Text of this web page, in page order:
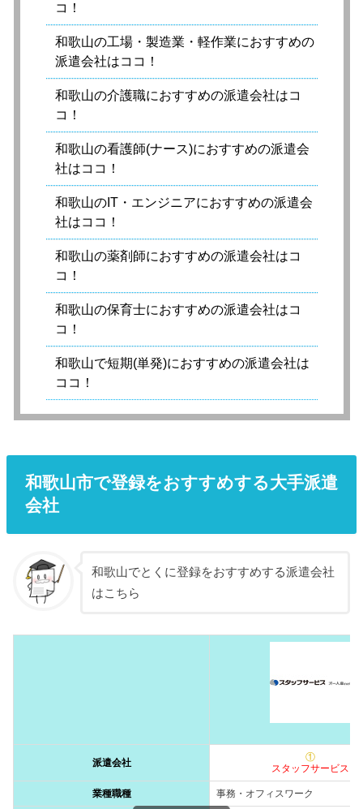
コ！
和歌山の工場・製造業・軽作業におすすめの
派遣会社はココ！
和歌山の介護職におすすめの派遣会社はコ
コ！
和歌山の看護師(ナース)におすすめの派遣会
社はココ！
和歌山のIT・エンジニアにおすすめの派遣会
社はココ！
和歌山の薬剤師におすすめの派遣会社はコ
コ！
和歌山の保育士におすすめの派遣会社はコ
コ！
和歌山で短期(単発)におすすめの派遣会社は
ココ！
和歌山市で登録をおすすめする大手派遣
会社
和歌山でとくに登録をおすすめする派遣会社
はこちら
派遣会社
①
スタッフサービス
業種職種 事務・オフィスワーク